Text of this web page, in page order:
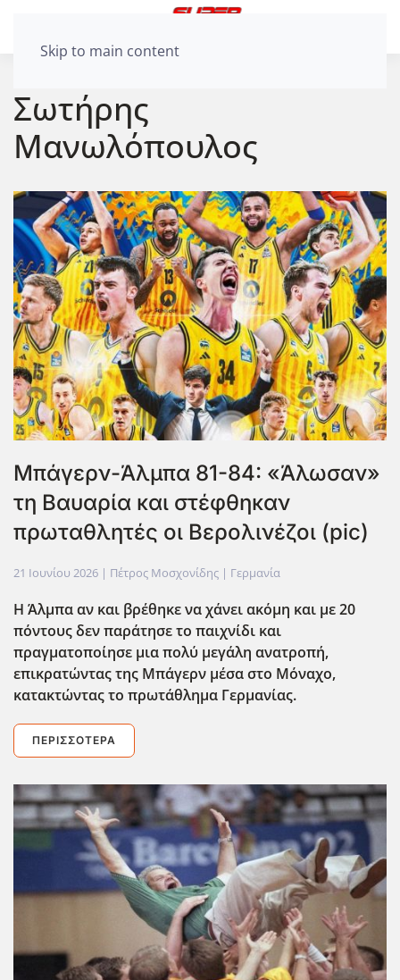
Skip to main content
Σωτήρης
Μανωλόπουλος
Μπάγερν-Άλμπα 81-84: «Άλωσαν»
τη Βαυαρία και στέφθηκαν
πρωταθλητές οι Βερολινέζοι (pic)
21 Ιουνίου 2026 | Πέτρος Μοσχονίδης | Γερμανία
Η Άλμπα αν και βρέθηκε να χάνει ακόμη και με 20
πόντους δεν παράτησε το παιχνίδι και
πραγματοποίησε μια πολύ μεγάλη ανατροπή,
επικρατώντας της Μπάγερν μέσα στο Μόναχο,
κατακτώντας το πρωτάθλημα Γερμανίας.
ΠΕΡΙΣΣΌΤΕΡΑ